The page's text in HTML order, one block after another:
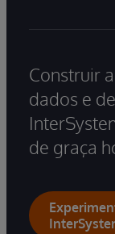
Construir
dados e
de graça